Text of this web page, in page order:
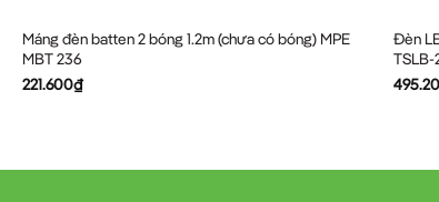
Máng đèn batten 2 bóng 1.2m (chưa có bóng) MPE
MBT 236
221.600₫
Đèn
TSLB-